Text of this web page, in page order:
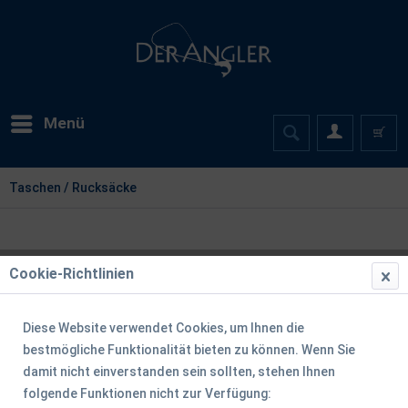
Menü
Taschen / Rucksäcke
Cookie-Richtlinien
Diese Website verwendet Cookies, um Ihnen die
bestmögliche Funktionalität bieten zu können. Wenn Sie
damit nicht einverstanden sein sollten, stehen Ihnen
folgende Funktionen nicht zur Verfügung: